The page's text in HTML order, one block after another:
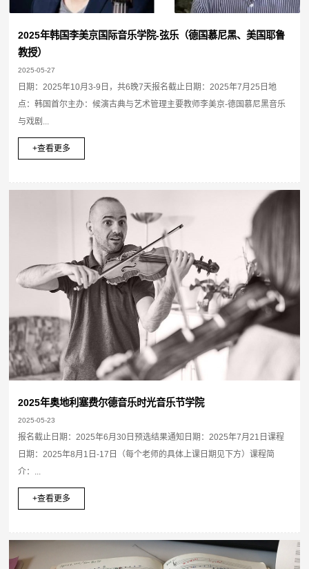
2025年韩国李美京国际音乐学院-弦乐（德国慕尼黑、美国耶鲁
教授）
2025-05-27
日期：2025年10月3-9日，共6晚7天报名截止日期：2025年7月25日地
点：韩国首尔主办：候演古典与艺术管理主要教师李美京-德国慕尼黑音乐
与戏剧...
+查看更多
2025年奥地利塞费尔德音乐时光音乐节学院
2025-05-23
报名截止日期：2025年6月30日预选结果通知日期：2025年7月21日课程
日期：2025年8月1日-17日（每个老师的具体上课日期见下方）课程简
介：...
+查看更多